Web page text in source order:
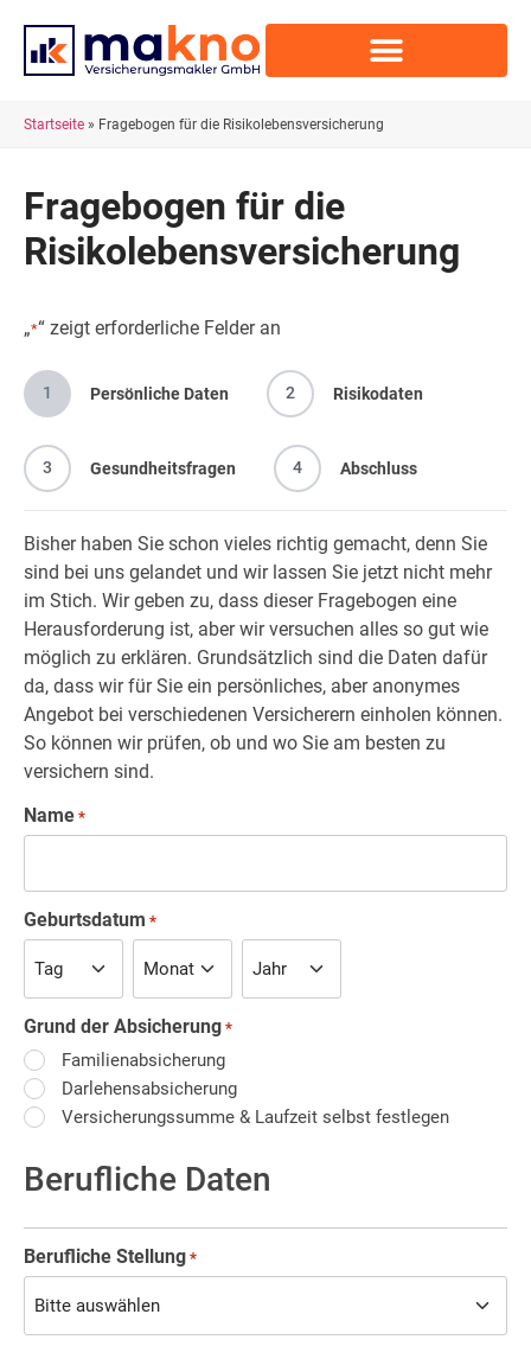
Startseite » Fragebogen für die Risikolebensversicherung
Fragebogen für die
Risikolebensversicherung
„*“ zeigt erforderliche Felder an
1 Persönliche Daten 2 Risikodaten
3 Gesundheitsfragen 4 Abschluss
Bisher haben Sie schon vieles richtig gemacht, denn Sie
sind bei uns gelandet und wir lassen Sie jetzt nicht mehr
im Stich. Wir geben zu, dass dieser Fragebogen eine
Herausforderung ist, aber wir versuchen alles so gut wie
möglich zu erklären. Grundsätzlich sind die Daten dafür
da, dass wir für Sie ein persönliches, aber anonymes
Angebot bei verschiedenen Versicherern einholen können.
So können wir prüfen, ob und wo Sie am besten zu
versichern sind.
Name *
Geburtsdatum *
Grund der Absicherung *
Familienabsicherung
Darlehensabsicherung
Versicherungssumme & Laufzeit selbst festlegen
Berufliche Daten
Berufliche Stellung *